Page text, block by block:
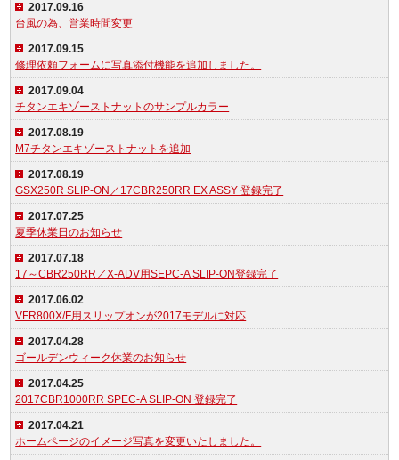
2017.09.16
台風の為、営業時間変更
2017.09.15
修理依頼フォームに写真添付機能を追加しました。
2017.09.04
チタンエキゾーストナットのサンプルカラー
2017.08.19
M7チタンエキゾーストナットを追加
2017.08.19
GSX250R SLIP-ON／17CBR250RR EX ASSY 登録完了
2017.07.25
夏季休業日のお知らせ
2017.07.18
17～CBR250RR／X-ADV用SEPC-A SLIP-ON登録完了
2017.06.02
VFR800X/F用スリップオンが2017モデルに対応
2017.04.28
ゴールデンウィーク休業のお知らせ
2017.04.25
2017CBR1000RR SPEC-A SLIP-ON 登録完了
2017.04.21
ホームページのイメージ写真を変更いたしました。